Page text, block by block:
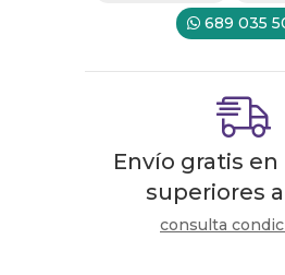
689 035
Envío gratis
superiores a
consulta